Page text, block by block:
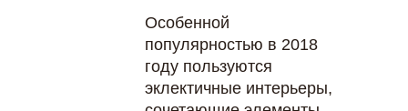
Особенной
популярностью в 2018
году пользуются
эклектичные интерьеры,